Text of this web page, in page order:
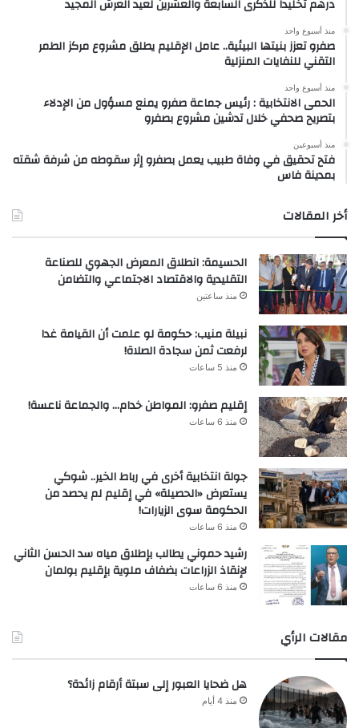
درهم تخليداً للذكرى السابعة والعشرين لعيد العرش المجيد
منذ أسبوع واحد
صفرو تعزز بنيتها البيئية.. عامل الإقليم يطلق مشروع مركز الطمر
التقني للنفايات المنزلية
منذ أسبوع واحد
الحمى الانتخابية : رئيس جماعة صفرو يمنع مسؤول من الإدلاء
بتصريح صحفي خلال تدشين مشروع بصفرو
منذ أسبوعين
فتح تحقيق في وفاة طبيب يعمل بصفرو إثر سقوطه من شرفة شقته
بمدينة فاس
أخر المقالات
الحسيمة: انطلاق المعرض الجهوي للصناعة
التقليدية والاقتصاد الاجتماعي والتضامن
منذ ساعتين
نبيلة منيب: حكومة لو علمت أن القيامة غدا
لرفعت ثمن سجادة الصلاة!
منذ 5 ساعات
إقليم صفرو: المواطن خدام… والجماعة ناعسة!
منذ 6 ساعات
جولة انتخابية أخرى في رباط الخير.. شوكي
يستعرض «الحصيلة» في إقليم لم يحصد من
الحكومة سوى الزيارات!
منذ 6 ساعات
رشيد حموني يطالب بإطلاق مياه سد الحسن الثاني
لإنقاذ الزراعات بضفاف ملوية بإقليم بولمان
منذ 6 ساعات
مقالات الرأي
هل ضحايا العبور إلى سبتة أرقام زائدة؟
منذ 4 أيام